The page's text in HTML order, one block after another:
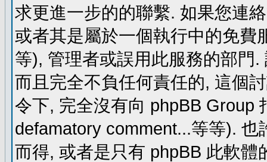
求更進一步的的聯繫. 如果您連
或者其是屬於一個執行中的免費
等), 管理者或誤用此服務的部門
而且完全不負任何責任的, 這個
令下, 完全沒有向 phpBB Group
defamatory comment...等等).
而得, 或者是只有 phpBB 此軟